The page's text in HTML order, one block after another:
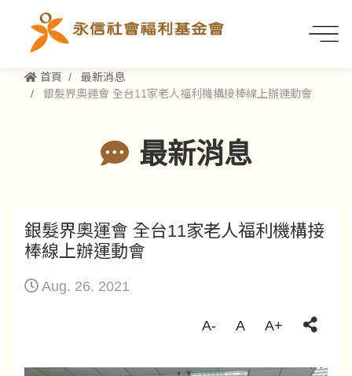
首頁
最新消息
銀髮界奧運會 全台11家老人福利機構接棒線上辦運動會
最新消息
銀髮界奧運會 全台11家老人福利機構接
棒線上辦運動會
Aug. 26. 2021
A- A A+